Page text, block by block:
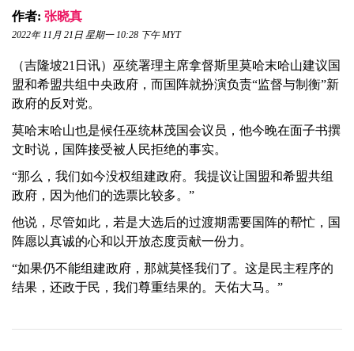
作者: 张晓真
2022年 11月 21日 星期一 10:28 下午 MYT
（吉隆坡21日讯）巫统署理主席拿督斯里莫哈末哈山建议国
盟和希盟共组中央政府，而国阵就扮演负责“监督与制衡”新
政府的反对党。
莫哈末哈山也是候任巫统林茂国会议员，他今晚在面子书撰
文时说，国阵接受被人民拒绝的事实。
“那么，我们如今没权组建政府。我提议让国盟和希盟共组
政府，因为他们的选票比较多。”
他说，尽管如此，若是大选后的过渡期需要国阵的帮忙，国
阵愿以真诚的心和以开放态度贡献一份力。
“如果仍不能组建政府，那就莫怪我们了。这是民主程序的
结果，还政于民，我们尊重结果的。天佑大马。”